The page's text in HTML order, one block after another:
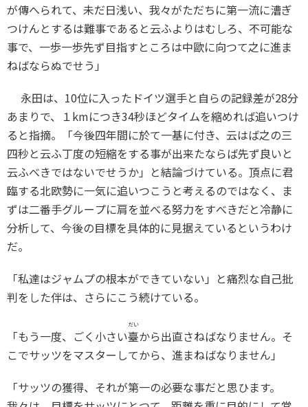
が傳へられて、未だ日浅い、我々がただちに第一流に漕ぎ
つけんとするは難事であると云ふよりはむしろ、不可能な
事で、一歩一歩先ず目指すところは中歐に向つて之に進ま
ねばならぬでせう」
永田は、 10位に入ったドイツ選手と自らの記録差が28分
あまりで、１kmにつき34秒ほどタイムを縮めれば追いつけ
ると指摘。「今後四年間に於て一基に付き、云はば之の三
四秒と云ふ丁度の短縮をする事が出来たならば先ず良いと
云ふべきではないでせうか」と結論づけている。頂点に君
臨する北欧勢に一気に追いつこうと考えるのではなく、ま
ずは二番手グループに肩を並べる努力をすべきだと冷静に
分析して、今後の目標を具体的に見据えているというわけ
だ。
「私達はジャムプの根本ができていない」と痛烈な自己批
判をした伴は、さらにこう続けている。
「もう一度、ごく小さい臺
だい
から出直さねばなりません。そ
こでサッツをマスターしてから、進まねばなりません」
「サッツの獲得、それが第一の必要な事だと思ひます。